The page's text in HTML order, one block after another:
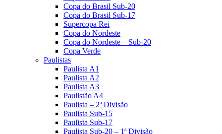
Copa do Brasil Sub-20
Copa do Brasil Sub-17
Supercopa Rei
Copa do Nordeste
Copa do Nordeste – Sub-20
Copa Verde
Paulistas
Paulista A1
Paulista A2
Paulista A3
Paulistão A4
Paulista – 2ª Divisão
Paulista Sub-15
Paulista Sub-17
Paulista Sub-20 – 1ª Divisão